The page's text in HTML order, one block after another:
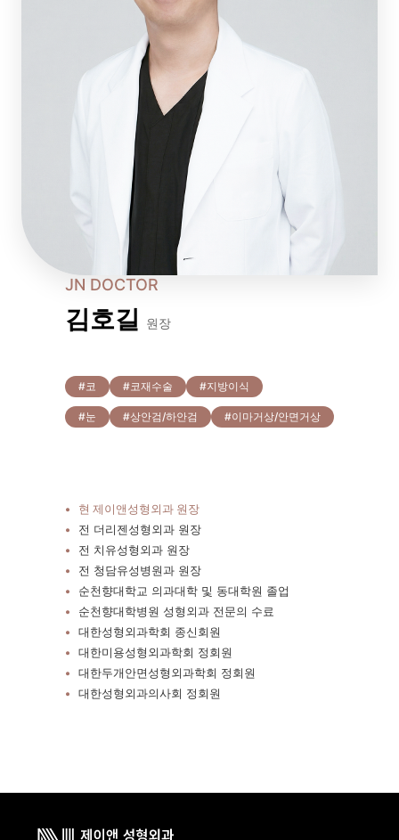
JN DOCTOR
김호길 원장
#코 #코재수술 #지방이식
#눈 #상안검/하안검 #이마거상/안면거상
현 제이앤성형외과 원장
전 더리젠성형외과 원장
전 치유성형외과 원장
전 청담유성병원과 원장
순천향대학교 의과대학 및 동대학원 졸업
순천향대학병원 성형외과 전문의 수료
대한성형외과학회 종신회원
대한미용성형외과학회 정회원
대한두개안면성형외과학회 정회원
대한성형외과의사회 정회원